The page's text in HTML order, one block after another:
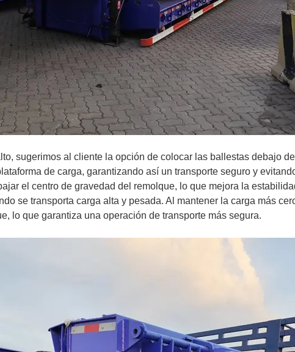
sugerimos al cliente la opción de colocar las ballestas debajo
de carga, garantizando así un transporte seguro y
el centro de gravedad del remolque, lo que mejora la
se transporta carga alta y pesada. Al mantener la carga más
lo que garantiza una operación de transporte más segura.